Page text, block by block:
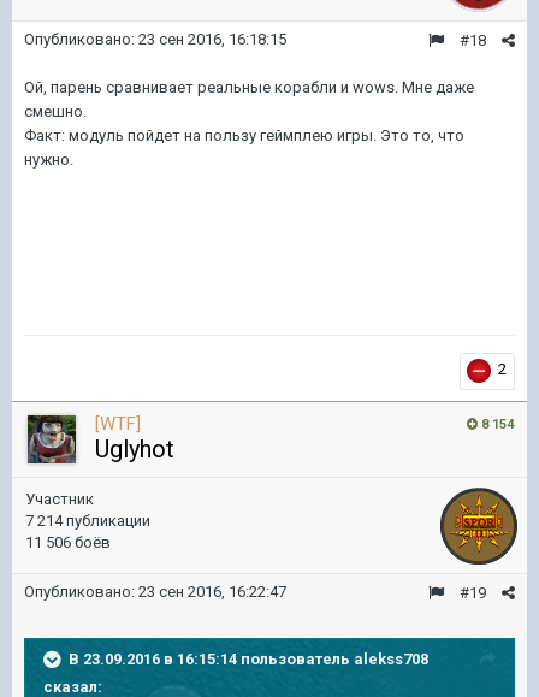
#18
Опубликовано: 23 сен 2016, 16:18:15
Ой, парень сравнивает реальные корабли и wows. Мне даже
смешно.
Факт: модуль пойдет на пользу геймплею игры. Это то, что
нужно.
2
8 154
[WTF]
Uglyhot
Участник
7 214 публикации
11 506 боёв
#19
Опубликовано: 23 сен 2016, 16:22:47
В 23.09.2016 в 16:15:14 пользователь alekss708
сказал: